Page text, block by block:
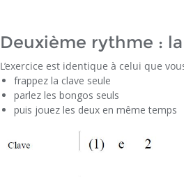
Deuxième rythme :
L’exercice est identique à celui que
frappez la clave seule
parlez les bongos seuls
puis jouez les deux en même temps